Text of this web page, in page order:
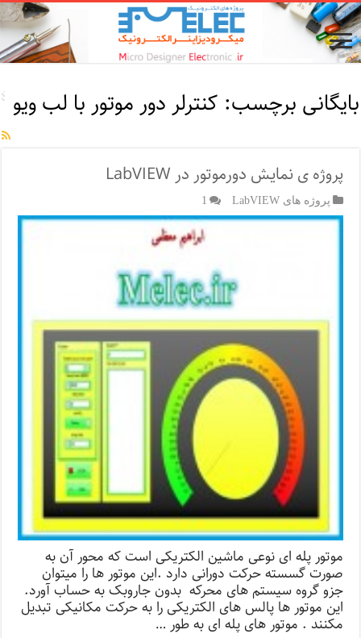
بایگانی برچسب: کنترلر دور موتور با لب ویو
پروژه ی نمایش دورموتور در LabVIEW
پروژه های LabVIEW 1
موتور پله ای نوعی ماشین الکتریکی است که محور آن به
صورت گسسته حرکت دورانی دارد .این موتور ها را میتوان
جزو گروه سیستم های محرکه بدون جاروبک به حساب آورد.
این موتور ها پالس های الکتریکی را به حرکت مکانیکی تبدیل
مکنند . موتور های پله ای به طور …